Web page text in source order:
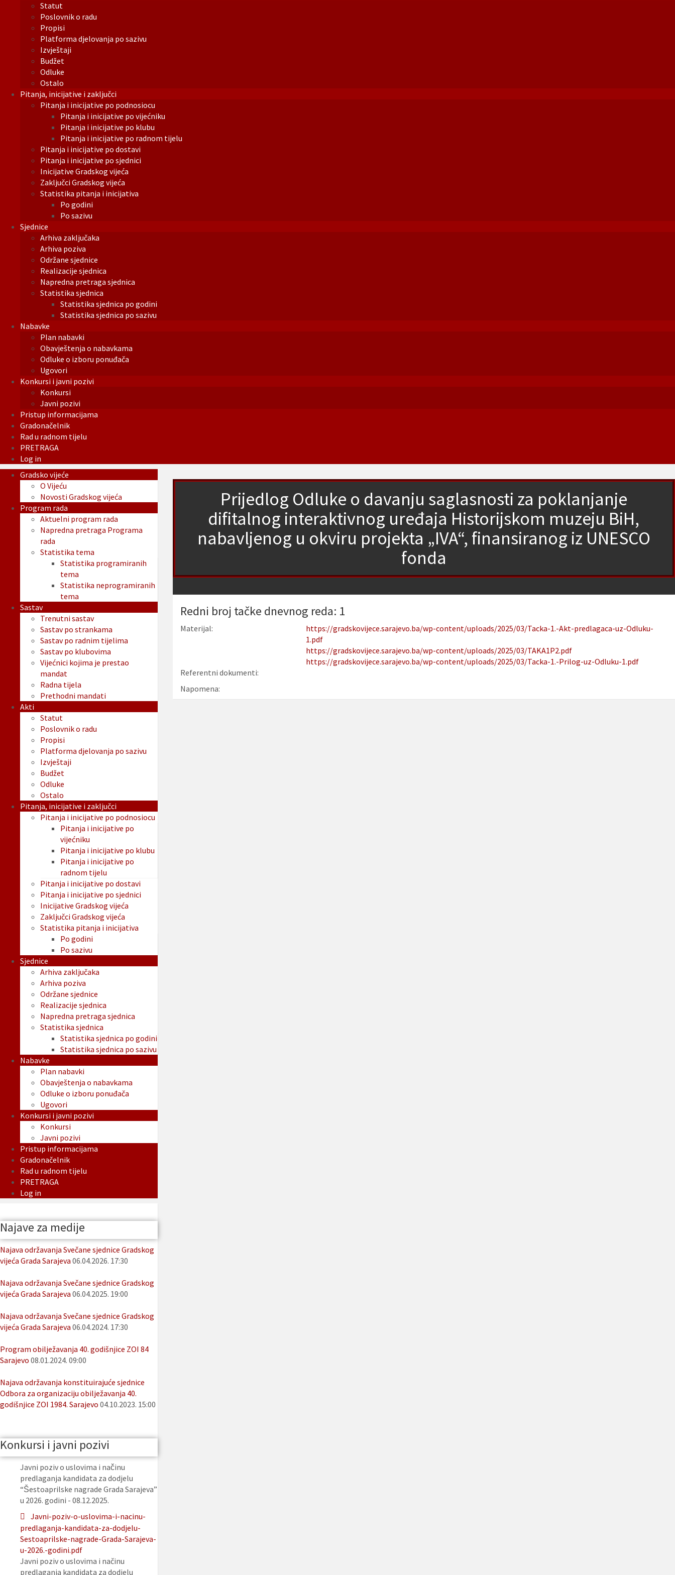
Statut
Poslovnik o radu
Propisi
Platforma djelovanja po sazivu
Izvještaji
Budžet
Odluke
Ostalo
Pitanja, inicijative i zaključci
Pitanja i inicijative po podnosiocu
Pitanja i inicijative po vijećniku
Pitanja i inicijative po klubu
Pitanja i inicijative po radnom tijelu
Pitanja i inicijative po dostavi
Pitanja i inicijative po sjednici
Inicijative Gradskog vijeća
Zaključci Gradskog vijeća
Statistika pitanja i inicijativa
Po godini
Po sazivu
Sjednice
Arhiva zaključaka
Arhiva poziva
Održane sjednice
Realizacije sjednica
Napredna pretraga sjednica
Statistika sjednica
Statistika sjednica po godini
Statistika sjednica po sazivu
Nabavke
Plan nabavki
Obavještenja o nabavkama
Odluke o izboru ponuđača
Ugovori
Konkursi i javni pozivi
Konkursi
Javni pozivi
Pristup informacijama
Gradonačelnik
Rad u radnom tijelu
PRETRAGA
Log in
Prijedlog Odluke o davanju saglasnosti za poklanjanje
difitalnog interaktivnog uređaja Historijskom muzeju BiH,
nabavljenog u okviru projekta „IVA“, finansiranog iz UNESCO
fonda
Redni broj tačke dnevnog reda: 1
Materijal:
https://gradskovijece.sarajevo.ba/wp-content/uploads/2025/03/Tacka-1.-Akt-predlagaca-uz-Odluku-
1.pdf
https://gradskovijece.sarajevo.ba/wp-content/uploads/2025/03/TAKA1P2.pdf
https://gradskovijece.sarajevo.ba/wp-content/uploads/2025/03/Tacka-1.-Prilog-uz-Odluku-1.pdf
Referentni dokumenti:
Napomena:
Gradsko vijeće
O Vijeću
Novosti Gradskog vijeća
Program rada
Aktuelni program rada
Napredna pretraga Programa
rada
Statistika tema
Statistika programiranih
tema
Statistika neprogramiranih
tema
Sastav
Trenutni sastav
Sastav po strankama
Sastav po radnim tijelima
Sastav po klubovima
Vijećnici kojima je prestao
mandat
Radna tijela
Prethodni mandati
Akti
Statut
Poslovnik o radu
Propisi
Platforma djelovanja po sazivu
Izvještaji
Budžet
Odluke
Ostalo
Pitanja, inicijative i zaključci
Pitanja i inicijative po podnosiocu
Pitanja i inicijative po
vijećniku
Pitanja i inicijative po klubu
Pitanja i inicijative po
radnom tijelu
Pitanja i inicijative po dostavi
Pitanja i inicijative po sjednici
Inicijative Gradskog vijeća
Zaključci Gradskog vijeća
Statistika pitanja i inicijativa
Po godini
Po sazivu
Sjednice
Arhiva zaključaka
Arhiva poziva
Održane sjednice
Realizacije sjednica
Napredna pretraga sjednica
Statistika sjednica
Statistika sjednica po godini
Statistika sjednica po sazivu
Nabavke
Plan nabavki
Obavještenja o nabavkama
Odluke o izboru ponuđača
Ugovori
Konkursi i javni pozivi
Konkursi
Javni pozivi
Pristup informacijama
Gradonačelnik
Rad u radnom tijelu
PRETRAGA
Log in
Najave za medije
Najava održavanja Svečane sjednice Gradskog
vijeća Grada Sarajeva 06.04.2026. 17:30
Najava održavanja Svečane sjednice Gradskog
vijeća Grada Sarajeva 06.04.2025. 19:00
Najava održavanja Svečane sjednice Gradskog
vijeća Grada Sarajeva 06.04.2024. 17:30
Program obilježavanja 40. godišnjice ZOI 84
Sarajevo 08.01.2024. 09:00
Najava održavanja konstituirajuće sjednice
Odbora za organizaciju obilježavanja 40.
godišnjice ZOI 1984. Sarajevo 04.10.2023. 15:00
Konkursi i javni pozivi
Javni poziv o uslovima i načinu
predlaganja kandidata za dodjelu
“Šestoaprilske nagrade Grada Sarajeva”
u 2026. godini - 08.12.2025.
Javni-poziv-o-uslovima-i-nacinu-
predlaganja-kandidata-za-dodjelu-
Sestoaprilske-nagrade-Grada-Sarajeva-
u-2026.-godini.pdf
Javni poziv o uslovima i načinu
predlaganja kandidata za dodjelu